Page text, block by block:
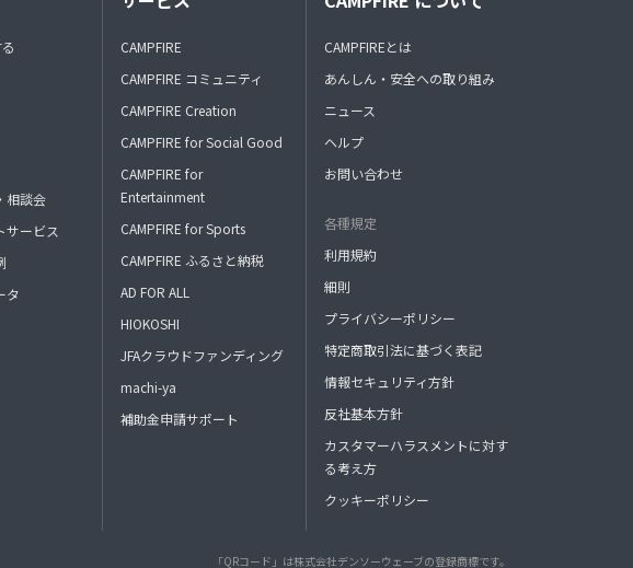
相談会
サービス
タ
CAMPFIRE
CAMPFIRE コミュニティ
CAMPFIRE Creation
CAMPFIRE for Social Good
CAMPFIRE for
Entertainment
CAMPFIRE for Sports
CAMPFIRE ふるさと納税
AD FOR ALL
HIOKOSHI
JFAクラウドファンディング
machi-ya
補助金申請サポート
CAMPFIREとは
あんしん・安全への取り組み
ニュース
ヘルプ
お問い合わせ
各種規定
利用規約
細則
プライバシーポリシー
特定商取引法に基づく表記
情報セキュリティ方針
反社基本方針
カスタマーハラスメントに対す
る考え方
クッキーポリシー
「QRコード」は株式会社デンソーウェーブの登録商標です。